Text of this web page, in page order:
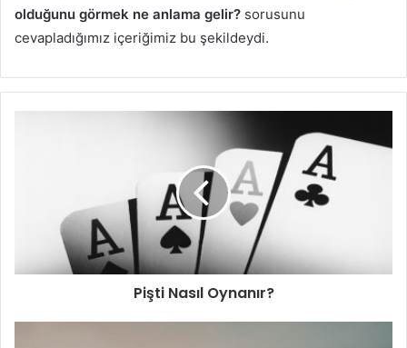
olduğunu görmek ne anlama gelir? sorusunu
cevapladığımız içeriğimiz bu şekildeydi.
Pişti Nasıl Oynanır?